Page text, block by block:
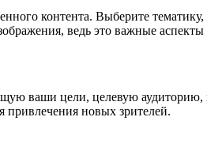
контента. Выберите
ведь это важные
ваши цели, целевую
привлечения новых зрителей.